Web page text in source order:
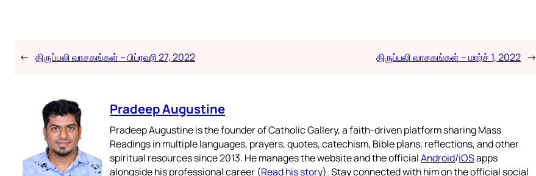
← திருப்பலி வாசகங்கள் – பிப்ரவரி 27, 2022 திருப்பலி வாசகங்கள் – மார்ச் 1, 2022 →
Pradeep Augustine
Pradeep Augustine is the founder of Catholic Gallery, a faith-driven platform sharing Mass
Readings in multiple languages, prayers, quotes, catechism, Bible plans, reflections, and other
spiritual resources since 2013. He manages the website and the officialAndroid/iOSapps
alongside his professional career (Read his story). Stay connected with him on the official social